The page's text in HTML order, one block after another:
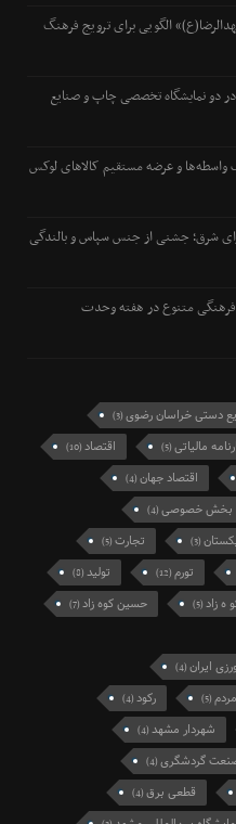
الگویی برای ترویج فرهنگ
۱۳۵ شرکت در دو نمایشگاه تخصصی چاپ و صنایع
و عرضه مستقیم کالاهای لوکس
شرق؛ جشنی از جنس سپاس و بالندگی
فرهنگی متنوع در هفته وحدت
دستی خراسان رضوی(3)
مالیاتی(5) اقتصاد(10)
اقتصاد جهان(4)
بخش خصوصی(4)
(3) تجارت(5)
تورم(12) تولید(8)
ه زاد(5) حسین کوه زاد(7)
ایران(4)
(5) رکود(4)
شهردار مشهد(4)
گردشگری(4)
قطعی برق(4)